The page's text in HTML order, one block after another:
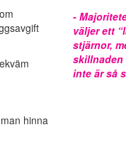
hinna
-
väljer ett
stjärnor,
inte är så